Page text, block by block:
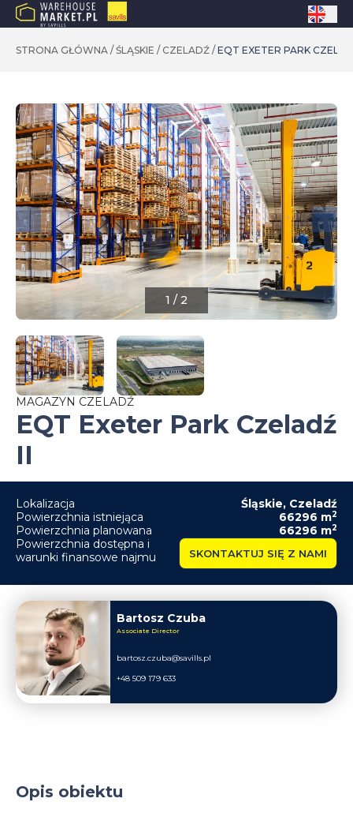
STRONA GŁÓWNA / ŚLĄSKIE / CZELADŹ / EQT EXETER PARK
1 / 2
MAGAZYN CZELADŹ
EQT Exeter Park Czeladź
II
Lokalizacja Śląskie, Czeladź
Powierzchnia istniejąca
66296 m2
Powierzchnia planowana 66296 m2
Powierzchnia dostępna i
warunki finansowe najmu
SKONTAKTUJ SIĘ Z NAMI
Bartosz Czuba
Associate Director
bartosz.czuba@savills.pl
+48 509 179 633
Opis obiektu